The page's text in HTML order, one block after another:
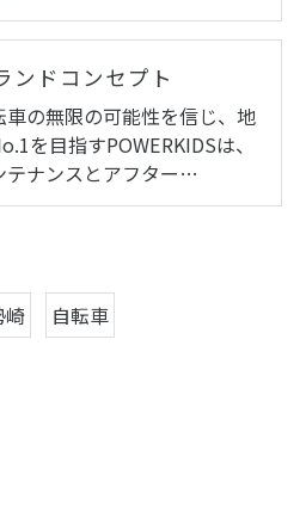
ンドコンセプト
車の無限の可能性を信じ、地
を目指すPOWERKIDSは、
テナンスとアフター…
崎 自転車